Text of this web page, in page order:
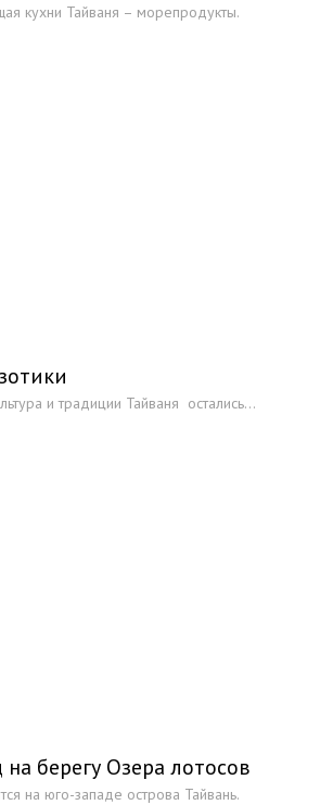
кухни Тайваня – морепродукты.
и традиции Тайваня остались...
на берегу Озера лотосов
на юго-западе острова Тайвань.